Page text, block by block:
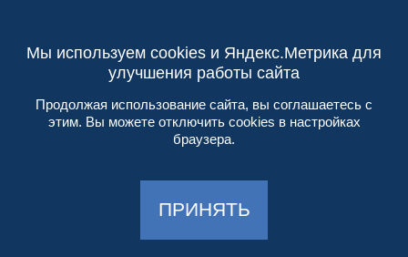
Тел.: +7 (495) 229-8502, 2026@forumifin.ru
© 2013-2024, ООО «АйФин Медиа»
Пользовательское соглашение
Создание сайта:
Мы используем cookies и Яндекс.Метрика для
улучшения работы сайта
Продолжая использование сайта, вы соглашаетесь с
этим. Вы можете отключить cookies в настройках
браузера.
ПРИНЯТЬ